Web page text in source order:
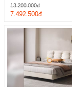
7.492.500đ
13.200.000đ